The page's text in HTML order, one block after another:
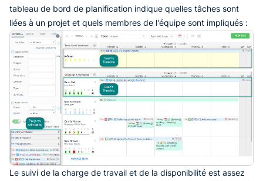
tableau de bord de planification indique quelles tâches sont
liées à un projet et quels membres de l'équipe sont impliqués :
Le suivi de la charge de travail et de la disponibilité est assez